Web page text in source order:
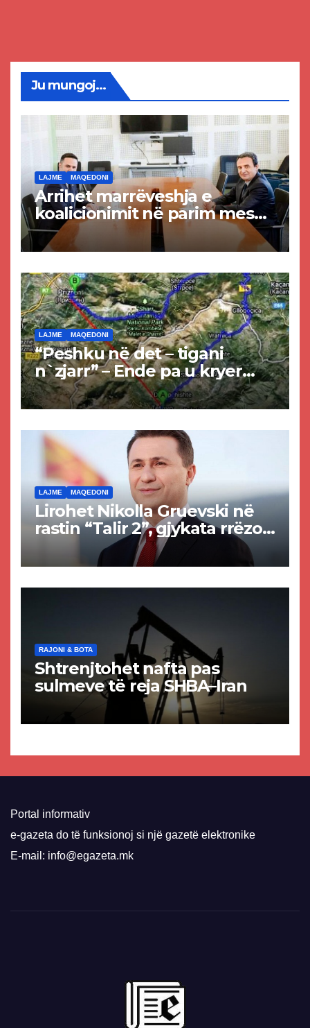
Ju mungoj...
LAJME MAQEDONI
Arrihet marrëveshja e
koalicionimit në parim mes
Kurtit dhe Abdixhikut
LAJME MAQEDONI
“Peshku në det – tigani
n`zjarr” – Ende pa u kryer
projekti i tunelit, komuna e
Tetovës nis punimet për
LAJME MAQEDONI
Lirohet Nikolla Gruevski në
rastin “Talir 2”, gjykata rrëzon
akuzat për ndërtimin e
paligjshëm të selisë së
RAJONI & BOTA
Shtrenjtohet nafta pas
sulmeve të reja SHBA–Iran
Portal informativ
e-gazeta do të funksionoj si një gazetë elektronike
E-mail: info@egazeta.mk